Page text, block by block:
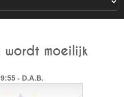
wordt moeilijk
- D.A.B.